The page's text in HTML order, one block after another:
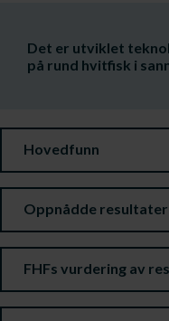
Det er utviklet
på rund hvitfisk i
Hovedfunn
Oppnådde resultater
FHFs vurdering av